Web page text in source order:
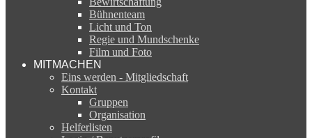
Bühnenteam
Licht und Ton
Regie und Mundschenke
Film und Foto
MITMACHEN
Eins werden - Mitgliedschaft
Kontakt
Gruppen
Organisation
Helferlisten